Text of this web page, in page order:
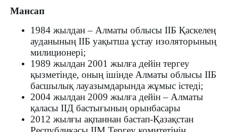
Мансап
1984 жылдан – Алматы облысы ІІБ Қаскелең
ауданының ІІБ уақытша ұстау изоляторының
милиционері;
1989 жылдан 2001 жылға дейін тергеу
қызметінде, оның ішінде Алматы облысы ІІБ
басшылық лауазымдарында жұмыс істеді;
2004 жылдан 2009 жылға дейін – Алматы
қаласы ІІД бастығының орынбасары
2012 жылғы ақпаннан бастап-Қазақстан